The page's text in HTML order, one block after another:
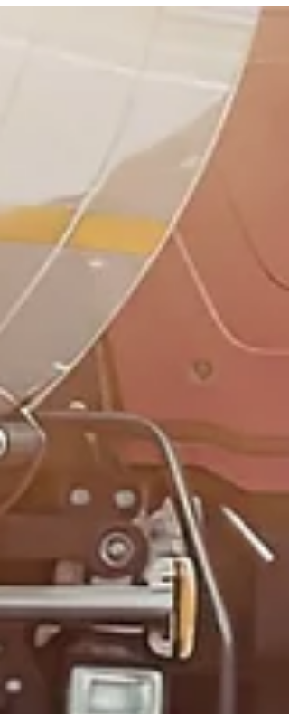
Brasil. Para as empresas do setor de
transporte rodoviário de cargas, a
mudança não é apenas mais um item
de conformidade legal, ela representa
uma transformação estrutural na
forma de gerir pessoas, riscos e
operações. A nova versão da norma,
publicada pelo Ministério do Trabalho e
Emprego, torna obrigatória a inclusão
dos chamados riscos psicos